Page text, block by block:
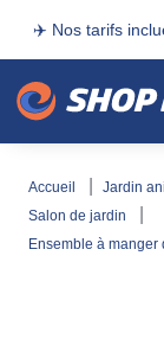
✈️ Nos tarifs
accueil jardin
salon de jardin
ensemble à